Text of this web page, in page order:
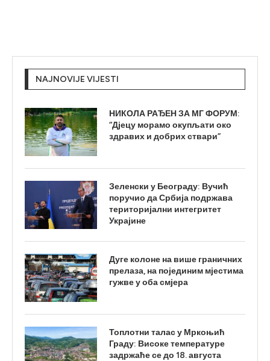
NAJNOVIJE VIJESTI
НИКОЛА РАЂЕН ЗА МГ ФОРУМ:
“Дјецу морамо окупљати око
здравих и добрих ствари”
Зеленски у Београду: Вучић
поручио да Србија подржава
територијални интегритет
Украјине
Дуге колоне на више граничних
прелаза, на појединим мјестима
гужве у оба смјера
Топлотни талас у Мркоњић
Граду: Високе температуре
задржаће се до 18. августа